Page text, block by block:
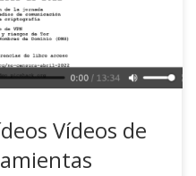
Vídeos de